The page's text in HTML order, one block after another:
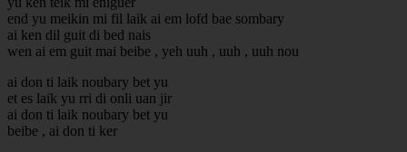
end yu meikin mi fil laik ai em lofd bae sombary
ai ken dil guit di bed nais
wen ai em guit mai beibe , yeh uuh , uuh , uuh nou
ai don ti laik noubary bet yu
et es laik yu rri di onli uan jir
ai don ti laik noubary bet yu
beibe , ai don ti ker